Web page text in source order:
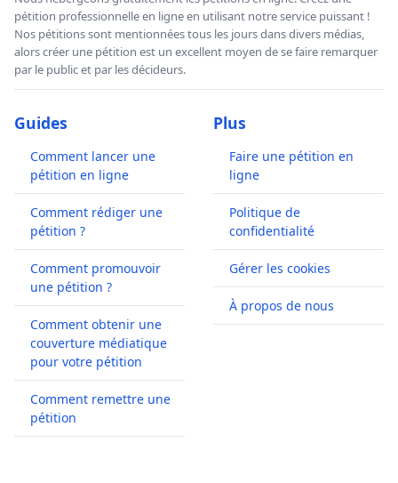
pétition professionnelle en ligne en utilisant notre service puissant !
Nos pétitions sont mentionnées tous les jours dans divers médias,
alors créer une pétition est un excellent moyen de se faire remarquer
par le public et par les décideurs.
Guides
Comment lancer une
pétition en ligne
Comment rédiger une
pétition ?
Comment promouvoir
une pétition ?
Comment obtenir une
couverture médiatique
pour votre pétition
Comment remettre une
pétition
Plus
Faire une pétition en
ligne
Politique de
confidentialité
Gérer les cookies
À propos de nous